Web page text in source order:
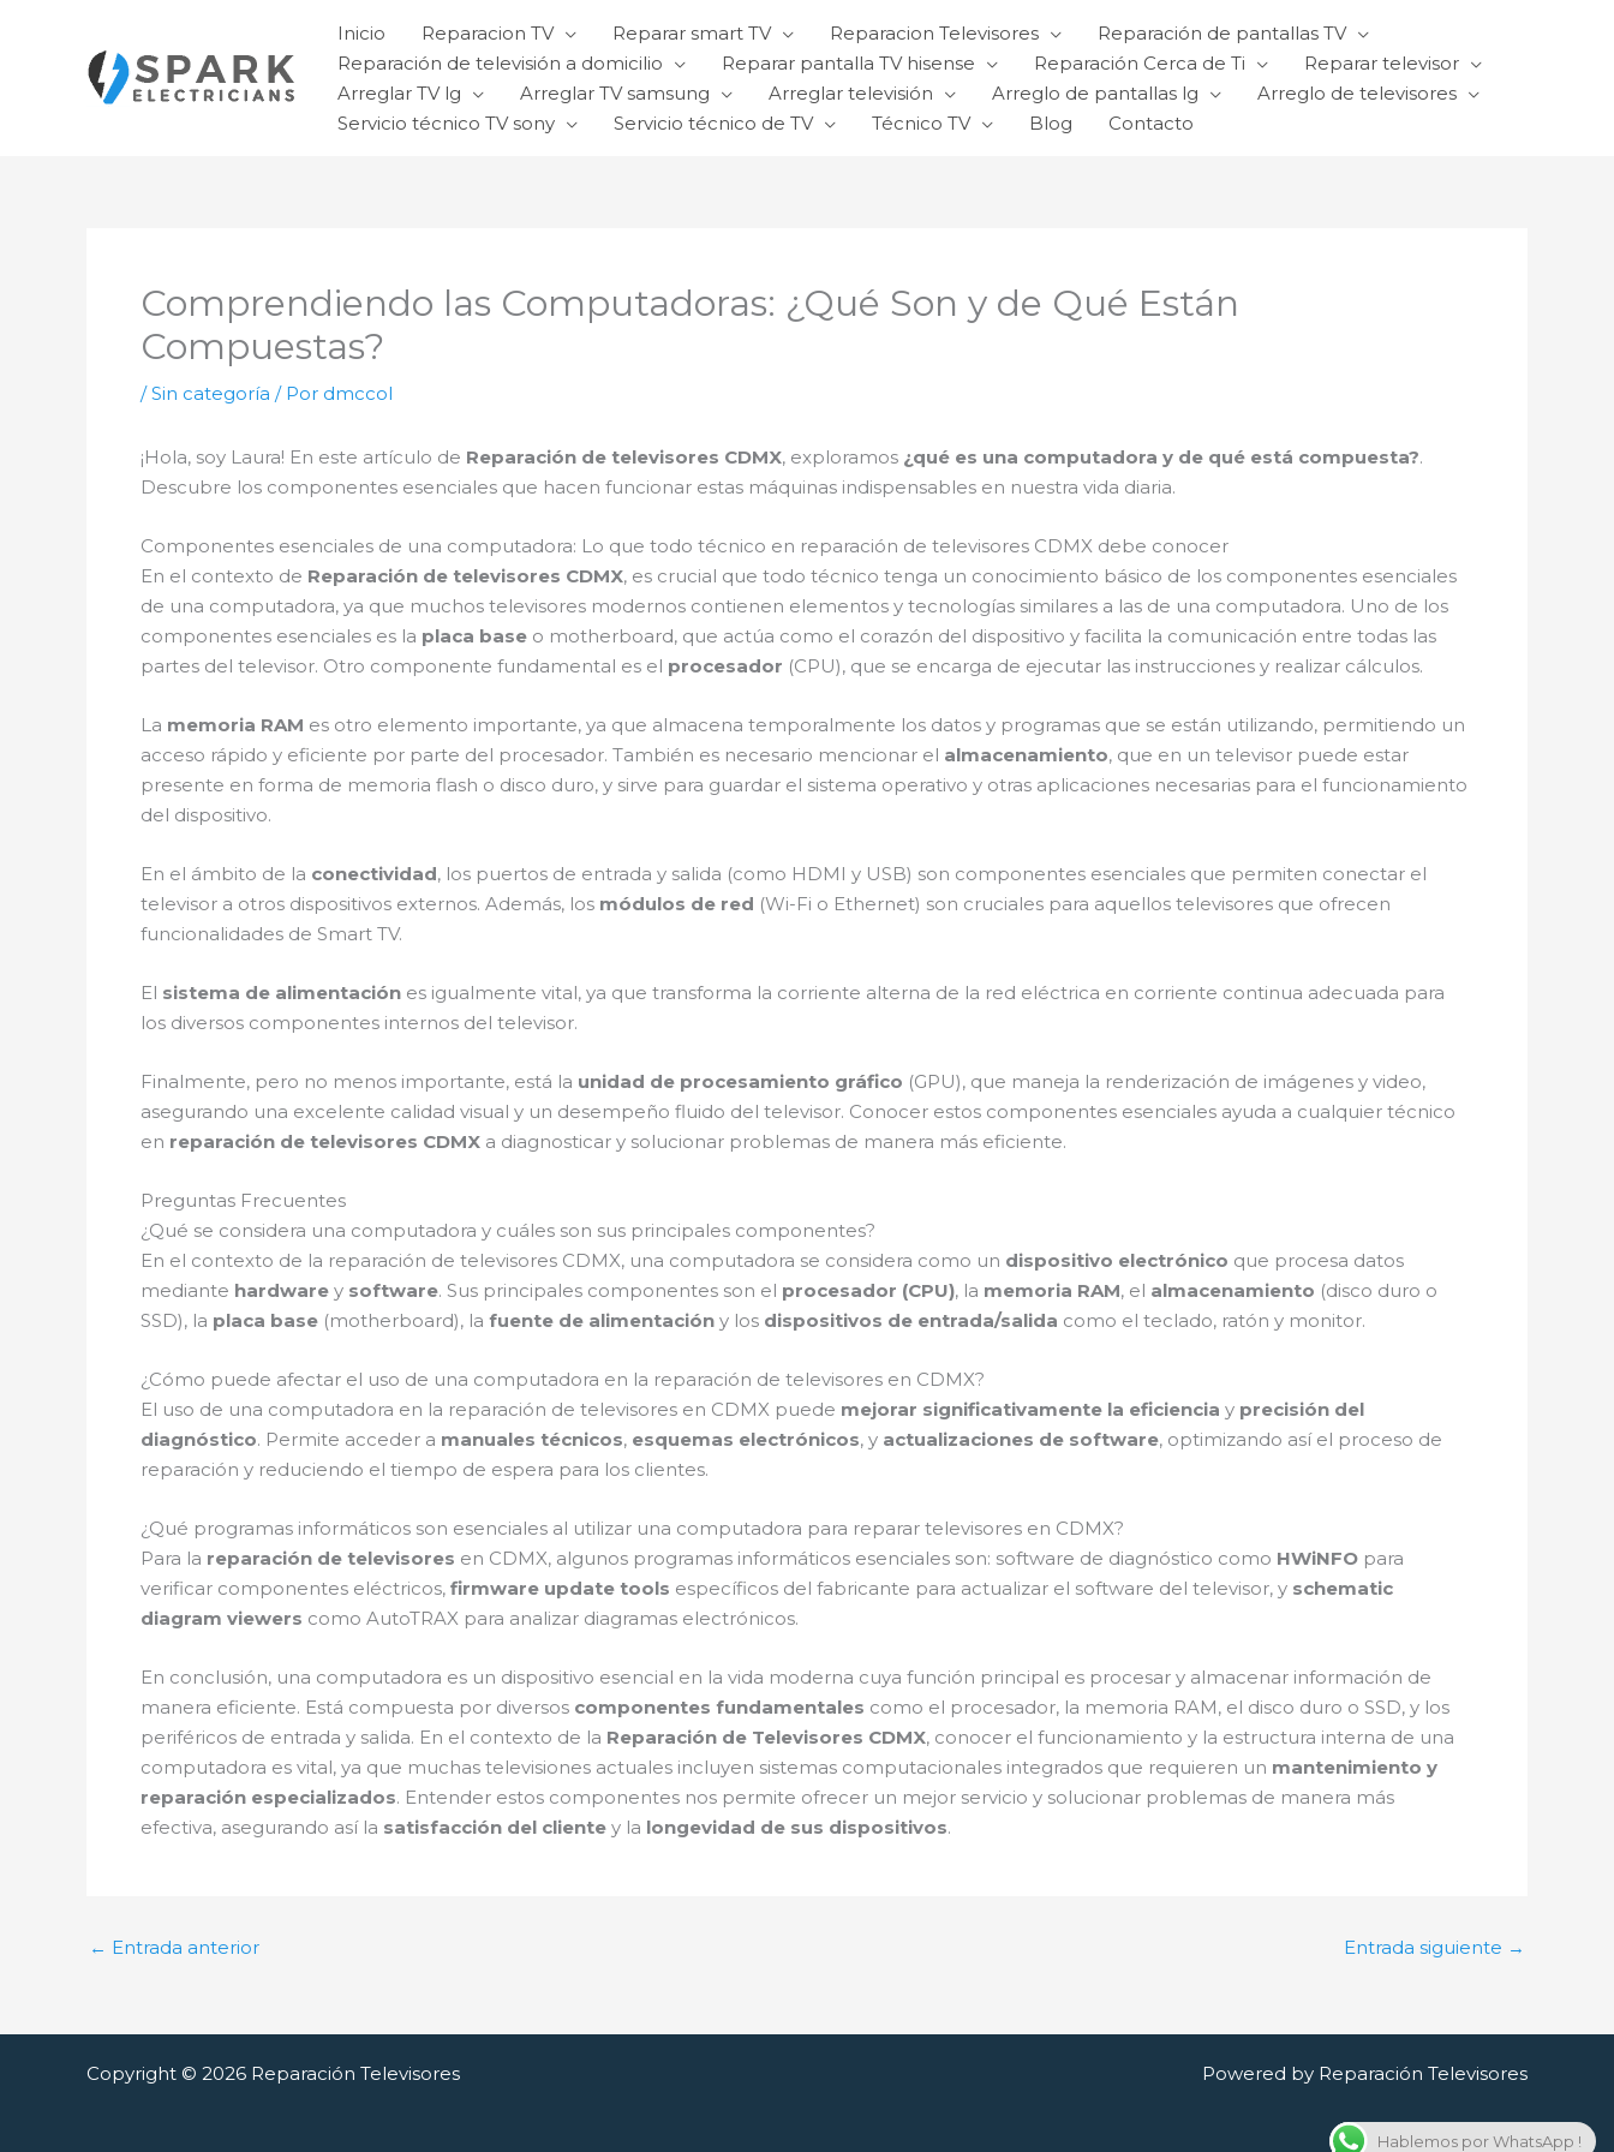
contenido
Inicio Reparacion TV Reparar smart TV Reparacion Televisores
Reparación de pantallas TV
Reparación de televisión a domicilio
Reparar pantalla TV hisense Reparación Cerca de Ti
Reparar televisor
Arreglar TV lg
Arreglar TV samsung Arreglar televisión Arreglo de pantallas lg
Arreglo de televisores
Servicio técnico TV sony
Servicio técnico de TV Técnico TV Blog Contacto
Comprendiendo las Computadoras: ¿Qué Son y de Qué Están
Compuestas?
/Sin categoría / Por dmccol
¡Hola, soy Laura! En este artículo de Reparación de televisores CDMX, exploramos ¿qué es una computadora y de qué está compuesta?.
Descubre los componentes esenciales que hacen funcionar estas máquinas indispensables en nuestra vida diaria.
Componentes esenciales de una computadora: Lo que todo técnico en reparación de televisores CDMX debe conocer
En el contexto de Reparación de televisores CDMX, es crucial que todo técnico tenga un conocimiento básico de los componentes esenciales
de una computadora, ya que muchos televisores modernos contienen elementos y tecnologías similares a las de una computadora. Uno de los
componentes esenciales es la placa base o motherboard, que actúa como el corazón del dispositivo y facilita la comunicación entre todas las
partes del televisor. Otro componente fundamental es el procesador (CPU), que se encarga de ejecutar las instrucciones y realizar cálculos.
La memoria RAM es otro elemento importante, ya que almacena temporalmente los datos y programas que se están utilizando, permitiendo un
acceso rápido y eficiente por parte del procesador. También es necesario mencionar el almacenamiento, que en un televisor puede estar
presente en forma de memoria flash o disco duro, y sirve para guardar el sistema operativo y otras aplicaciones necesarias para el funcionamiento
del dispositivo.
En el ámbito de la conectividad, los puertos de entrada y salida (como HDMI y USB) son componentes esenciales que permiten conectar el
televisor a otros dispositivos externos. Además, los módulos de red (Wi-Fi o Ethernet) son cruciales para aquellos televisores que ofrecen
funcionalidades de Smart TV.
El sistema de alimentación es igualmente vital, ya que transforma la corriente alterna de la red eléctrica en corriente continua adecuada para
los diversos componentes internos del televisor.
Finalmente, pero no menos importante, está la unidad de procesamiento gráfico (GPU), que maneja la renderización de imágenes y video,
asegurando una excelente calidad visual y un desempeño fluido del televisor. Conocer estos componentes esenciales ayuda a cualquier técnico
en reparación de televisores CDMX a diagnosticar y solucionar problemas de manera más eficiente.
Preguntas Frecuentes
¿Qué se considera una computadora y cuáles son sus principales componentes?
En el contexto de la reparación de televisores CDMX, una computadora se considera como un dispositivo electrónico que procesa datos
mediante hardware y software. Sus principales componentes son el procesador (CPU), la memoria RAM, el almacenamiento (disco duro o
SSD), la placa base (motherboard), la fuente de alimentación y los dispositivos de entrada/salida como el teclado, ratón y monitor.
¿Cómo puede afectar el uso de una computadora en la reparación de televisores en CDMX?
El uso de una computadora en la reparación de televisores en CDMX puede mejorar significativamente la eficiencia y precisión del
diagnóstico. Permite acceder a manuales técnicos, esquemas electrónicos, y actualizaciones de software, optimizando así el proceso de
reparación y reduciendo el tiempo de espera para los clientes.
¿Qué programas informáticos son esenciales al utilizar una computadora para reparar televisores en CDMX?
Para la reparación de televisores en CDMX, algunos programas informáticos esenciales son: software de diagnóstico como HWiNFO para
verificar componentes eléctricos, firmware update tools específicos del fabricante para actualizar el software del televisor, y schematic
diagram viewers como AutoTRAX para analizar diagramas electrónicos.
En conclusión, una computadora es un dispositivo esencial en la vida moderna cuya función principal es procesar y almacenar información de
manera eficiente. Está compuesta por diversos componentes fundamentales como el procesador, la memoria RAM, el disco duro o SSD, y los
periféricos de entrada y salida. En el contexto de la Reparación de Televisores CDMX, conocer el funcionamiento y la estructura interna de una
computadora es vital, ya que muchas televisiones actuales incluyen sistemas computacionales integrados que requieren un mantenimiento y
reparación especializados. Entender estos componentes nos permite ofrecer un mejor servicio y solucionar problemas de manera más
efectiva, asegurando así la satisfacción del cliente y la longevidad de sus dispositivos.
← Entrada anterior Entrada siguiente →
Copyright © 2026 Reparación Televisores Powered by Reparación Televisores
Hablemos por WhatsApp !